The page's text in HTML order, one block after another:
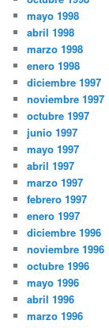
mayo 1998
abril 1998
marzo 1998
enero 1998
diciembre 1997
noviembre 1997
octubre 1997
junio 1997
mayo 1997
abril 1997
marzo 1997
febrero 1997
enero 1997
diciembre 1996
noviembre 1996
octubre 1996
mayo 1996
abril 1996
marzo 1996